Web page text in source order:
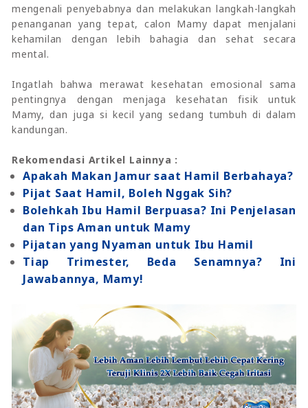
mengenali penyebabnya dan melakukan langkah-langkah
penanganan yang tepat, calon Mamy dapat menjalani
kehamilan dengan lebih bahagia dan sehat secara
mental.
Ingatlah bahwa merawat kesehatan emosional sama
pentingnya dengan menjaga kesehatan fisik untuk
Mamy, dan juga si kecil yang sedang tumbuh di dalam
kandungan.
Rekomendasi Artikel Lainnya :
Apakah Makan Jamur saat Hamil Berbahaya?
Pijat Saat Hamil, Boleh Nggak Sih?
Bolehkah Ibu Hamil Berpuasa? Ini Penjelasan
dan Tips Aman untuk Mamy
Pijatan yang Nyaman untuk Ibu Hamil
Tiap Trimester, Beda Senamnya? Ini
Jawabannya, Mamy!